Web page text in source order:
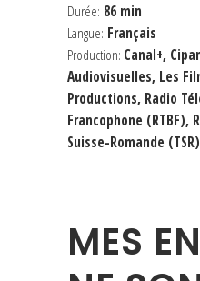
Durée: 86 min
Langue: Français
Production: Canal+,
Audiovisuelles, Les
Productions, Radio
Francophone (RTBF),
Suisse-Romande (TSR)
MES